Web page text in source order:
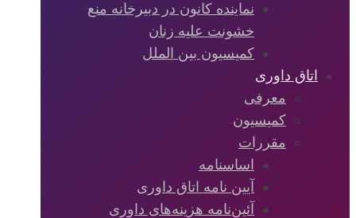
نماینده کانون در دبیرخانه منع
خشونت علیه زنان
کمیسیون بین الملل
اتاق داوری
معرفی
کمیسیون
مقررات
اساسنامه
آیین نامه اتاق داوری
آئین‌نامه‌ هزینه‌های داوری